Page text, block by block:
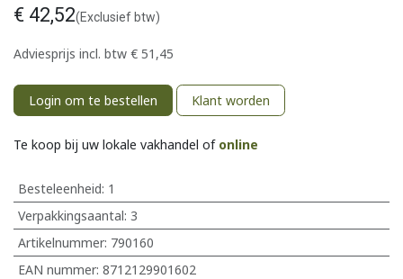
€ 42,52(Exclusief btw)
Adviesprijs incl. btw € 51,45
Login om te bestellen Klant worden
Te koop bij uw lokale vakhandel of online
Besteleenheid: 1
Verpakkingsaantal: 3
Artikelnummer: 790160
EAN nummer: 8712129901602